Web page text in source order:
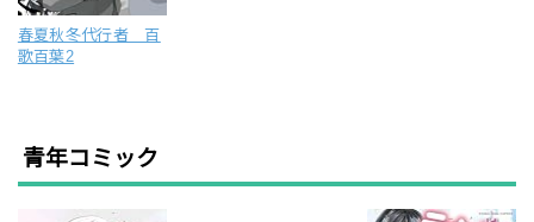
春夏秋冬代行者 百
歌百葉2
青年コミック